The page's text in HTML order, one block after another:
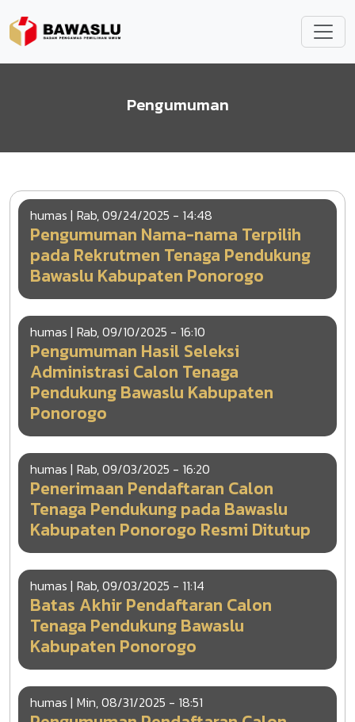
Pengumuman
humas | Rab, 09/24/2025 - 14:48
Pengumuman Nama-nama Terpilih
pada Rekrutmen Tenaga Pendukung
Bawaslu Kabupaten Ponorogo
humas | Rab, 09/10/2025 - 16:10
Pengumuman Hasil Seleksi
Administrasi Calon Tenaga
Pendukung Bawaslu Kabupaten
Ponorogo
humas | Rab, 09/03/2025 - 16:20
Penerimaan Pendaftaran Calon
Tenaga Pendukung pada Bawaslu
Kabupaten Ponorogo Resmi Ditutup
humas | Rab, 09/03/2025 - 11:14
Batas Akhir Pendaftaran Calon
Tenaga Pendukung Bawaslu
Kabupaten Ponorogo
humas | Min, 08/31/2025 - 18:51